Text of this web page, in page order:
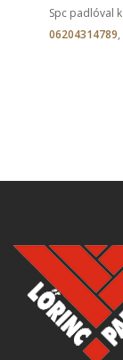
Spc padlóval
06204314789,